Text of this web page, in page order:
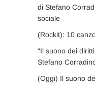
di Stefano
sociale
(Rockit): 10
“Il suono dei
Stefano
(Oggi) Il suono